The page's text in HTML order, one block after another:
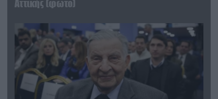
Αττικής (φωτο)